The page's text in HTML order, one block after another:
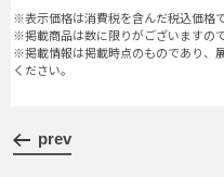
※表示価格は消費税を含んだ税込価格で
※掲載商品は数に限りがございますの
※掲載情報は掲載時点のものであり、
ください。
prev